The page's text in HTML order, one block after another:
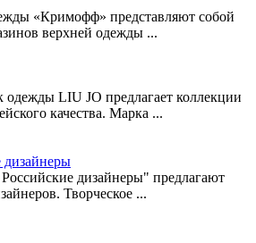
«Кримофф» представляют собой
верхней одежды ...
LIU JO предлагает коллекции
качества. Марка ...
дизайнеры
дизайнеры" предлагают
Творческое ...